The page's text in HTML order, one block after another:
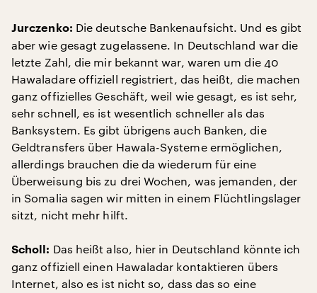
Jurczenko: Die deutsche Bankenaufsicht. Und es gibt
aber wie gesagt zugelassene. In Deutschland war die
letzte Zahl, die mir bekannt war, waren um die 40
Hawaladare offiziell registriert, das heißt, die machen
ganz offizielles Geschäft, weil wie gesagt, es ist sehr,
sehr schnell, es ist wesentlich schneller als das
Banksystem. Es gibt übrigens auch Banken, die
Geldtransfers über Hawala-Systeme ermöglichen,
allerdings brauchen die da wiederum für eine
Überweisung bis zu drei Wochen, was jemanden, der
in Somalia sagen wir mitten in einem Flüchtlingslager
sitzt, nicht mehr hilft.
Scholl: Das heißt also, hier in Deutschland könnte ich
ganz offiziell einen Hawaladar kontaktieren übers
Internet, also es ist nicht so, dass das so eine